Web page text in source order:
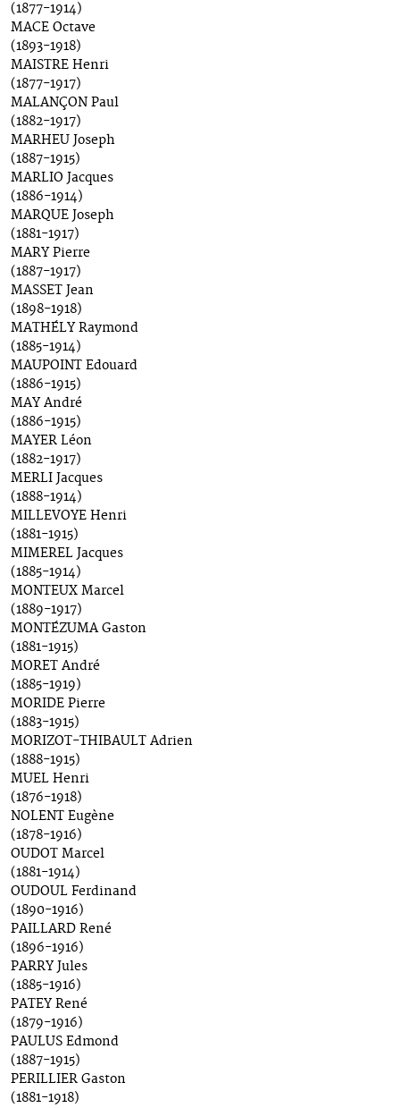
(1877-1914)
MACE Octave
(1893-1918)
MAISTRE Henri
(1877-1917)
MALANÇON Paul
(1882-1917)
MARHEU Joseph
(1887-1915)
MARLIO Jacques
(1886-1914)
MARQUE Joseph
(1881-1917)
MARY Pierre
(1887-1917)
MASSET Jean
(1898-1918)
MATHÉLY Raymond
(1885-1914)
MAUPOINT Edouard
(1886-1915)
MAY André
(1886-1915)
MAYER Léon
(1882-1917)
MERLI Jacques
(1888-1914)
MILLEVOYE Henri
(1881-1915)
MIMEREL Jacques
(1885-1914)
MONTEUX Marcel
(1889-1917)
MONTÉZUMA Gaston
(1881-1915)
MORET André
(1885-1919)
MORIDE Pierre
(1883-1915)
MORIZOT-THIBAULT Adrien
(1888-1915)
MUEL Henri
(1876-1918)
NOLENT Eugène
(1878-1916)
OUDOT Marcel
(1881-1914)
OUDOUL Ferdinand
(1890-1916)
PAILLARD René
(1896-1916)
PARRY Jules
(1885-1916)
PATEY René
(1879-1916)
PAULUS Edmond
(1887-1915)
PERILLIER Gaston
(1881-1918)